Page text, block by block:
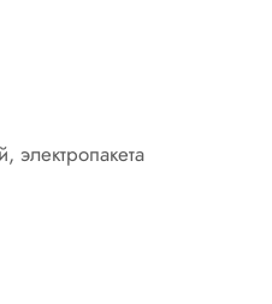
электропакета